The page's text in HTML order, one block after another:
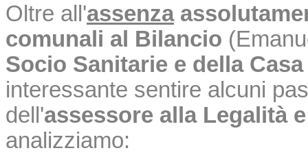
Oltre all'assenza
comunali al Bilancio
Socio Sanitarie e della Casa
interessante sentire alcuni
dell'assessore alla Legalità
analizziamo: